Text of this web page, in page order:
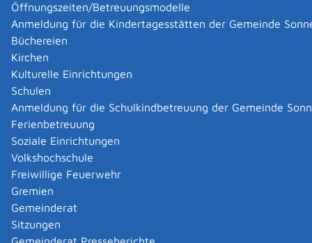
Öffnungszeiten/Betreuungsmodelle
Anmeldung für die Kindertagesstätten der Gemeinde
Büchereien
Kirchen
Kulturelle Einrichtungen
Schulen
Anmeldung für die Schulkindbetreuung der Gemeinde
Ferienbetreuung
Soziale Einrichtungen
Volkshochschule
Freiwillige Feuerwehr
Gremien
Gemeinderat
Sitzungen